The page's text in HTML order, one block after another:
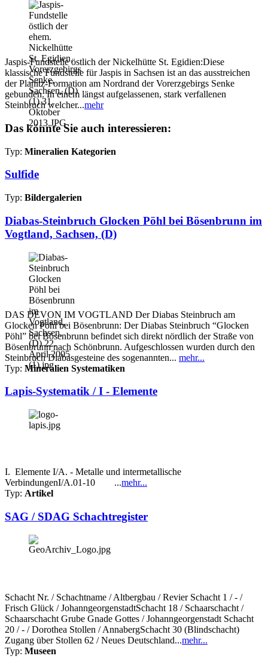
Jaspis-Fundstelle östlich der Nickelhütte St. Egidien:Diese
klassische Fundstelle für Jaspis in Sachsen ist an das ausstreichen
der Planitz-Formation am Nordrand der Vorerzgebirgs Senke
gebunden. In einem längst aufgelassenen, stark verfallenen
Steinbruch welcher...mehr
Das könnte Sie auch interessieren:
Typ: Mineralien Kategorien
Sulfide
Typ: Bildergalerien
Diabas-Steinbruch Glocken Pöhl bei Bösenbrunn im
Vogtland, Sachsen, (D)
DAS DEVON IM VOGTLAND Der Diabas Steinbruch am
Glocken Pöhl bei Bösenbrunn: Der Diabas Steinbruch “Glocken
Pöhl” bei Bösenbrunn befindet sich direkt nördlich der Straße von
Bösenbrunn nach Schönbrunn. Aufgeschlossen wurden durch den
Steinbruch Diabasgesteine des sogenannten... mehr...
Typ: Mineralien Systematiken
Lapis-Systematik / I - Elemente
I. Elemente I/A. - Metalle und intermetallische
VerbindungenI/A.01-10 ...mehr...
Typ: Artikel
SAG / SDAG Schachtregister
Schacht Nr. / Schachtname / Altbergbau / Revier Schacht 1 / - /
Frisch Glück / JohanngeorgenstadtSchacht 18 / Schaarschacht /
Schaarschacht Grube Gnade Gottes / Johanngeorgenstadt Schacht
20 / - / Dorothea Stollen / AnnabergSchacht 30 (Blindschacht)
Zugang über Stollen 62 / Neues Deutschland...mehr...
Typ: Museen